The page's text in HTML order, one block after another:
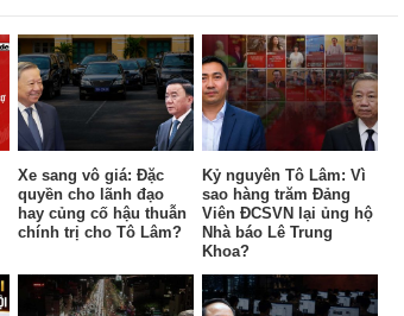
Xe sang vô giá: Đặc
quyền cho lãnh đạo
hay củng cố hậu thuẫn
chính trị cho Tô Lâm?
Kỷ nguyên Tô Lâm: Vì
sao hàng trăm Đảng
Viên ĐCSVN lại ủng hộ
Nhà báo Lê Trung
Khoa?